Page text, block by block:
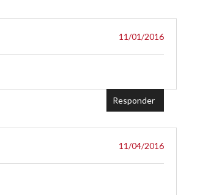
11/01/2016
Responder
11/04/2016